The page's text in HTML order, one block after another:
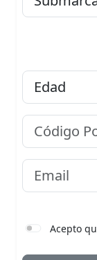
Edad
Código Postal
Email
Acepto